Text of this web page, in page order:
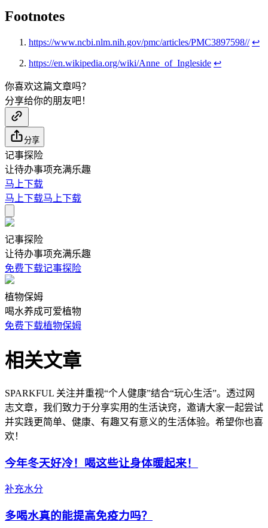
Footnotes
https://www.ncbi.nlm.nih.gov/pmc/articles/PMC3897598// ↩
https://en.wikipedia.org/wiki/Anne_of_Ingleside ↩
你喜欢这篇文章吗？
分享给你的朋友吧！
分享
记事探险
让待办事项充满乐趣
马上下载
马上下载马上下载
记事探险
让待办事项充满乐趣
免费下载记事探险
植物保姆
喝水养成可爱植物
免费下载植物保姆
相关文章
SPARKFUL 关注并重视“个人健康”结合“玩心生活”。透过网
志文章，我们致力于分享实用的生活诀窍，邀请大家一起尝试
并实践更简单、健康、有趣又有意义的生活体验。希望你也喜
欢！
今年冬天好冷！喝这些让身体暖起来！
补充水分
多喝水真的能提高免疫力吗？